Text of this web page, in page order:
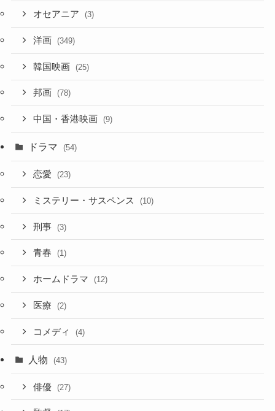
オセアニア (3)
洋画 (349)
韓国映画 (25)
邦画 (78)
中国・香港映画 (9)
ドラマ (54)
恋愛 (23)
ミステリー・サスペンス (10)
刑事 (3)
青春 (1)
ホームドラマ (12)
医療 (2)
コメディ (4)
人物 (43)
俳優 (27)